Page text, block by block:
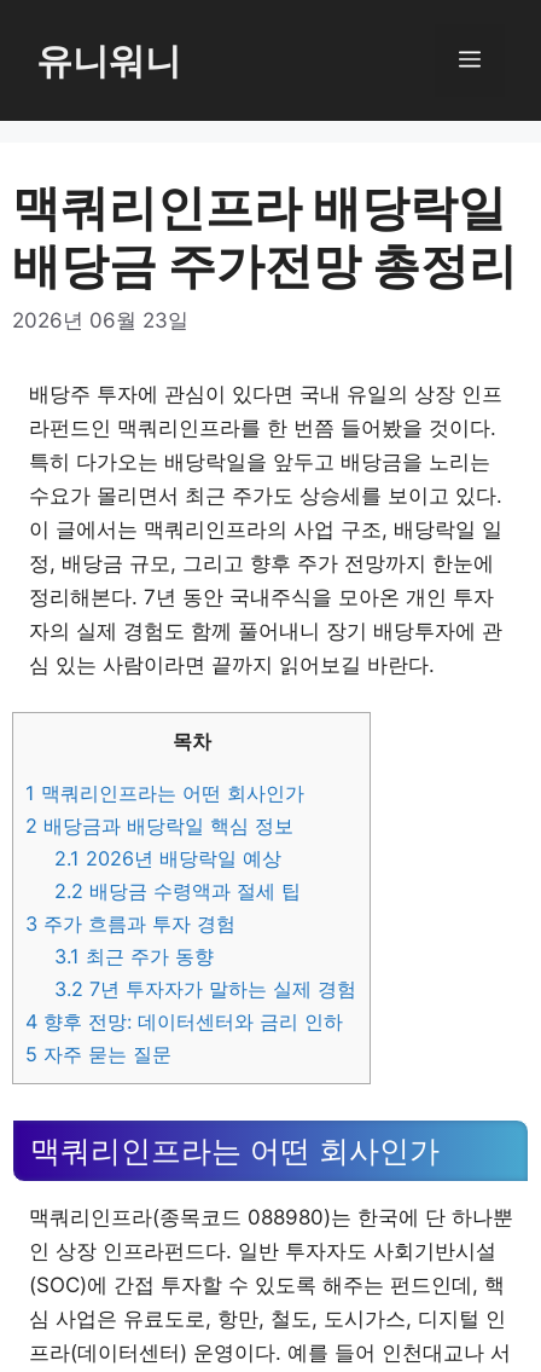
로
너
뛰
기
유니워니 메
맥쿼리인프라 배당락일
배당금 주가전망 총정리
2026년 06월 23일
배당주 투자에 관심이 있다면 국내 유일의 상장 인프
라펀드인 맥쿼리인프라를 한 번쯤 들어봤을 것이다.
특히 다가오는 배당락일을 앞두고 배당금을 노리는
수요가 몰리면서 최근 주가도 상승세를 보이고 있다.
이 글에서는 맥쿼리인프라의 사업 구조, 배당락일 일
정, 배당금 규모, 그리고 향후 주가 전망까지 한눈에
정리해본다. 7년 동안 국내주식을 모아온 개인 투자
자의 실제 경험도 함께 풀어내니 장기 배당투자에 관
심 있는 사람이라면 끝까지 읽어보길 바란다.
목차
1 맥쿼리인프라는 어떤 회사인가
2 배당금과 배당락일 핵심 정보
2.1 2026년 배당락일 예상
2.2 배당금 수령액과 절세 팁
3 주가 흐름과 투자 경험
3.1 최근 주가 동향
3.2 7년 투자자가 말하는 실제 경험
4 향후 전망: 데이터센터와 금리 인하
5 자주 묻는 질문
맥쿼리인프라는 어떤 회사인가
맥쿼리인프라(종목코드 088980)는 한국에 단 하나뿐
인 상장 인프라펀드다. 일반 투자자도 사회기반시설
(SOC)에 간접 투자할 수 있도록 해주는 펀드인데, 핵
심 사업은 유료도로, 항만, 철도, 도시가스, 디지털 인
프라(데이터센터) 운영이다. 예를 들어 인천대교나 서